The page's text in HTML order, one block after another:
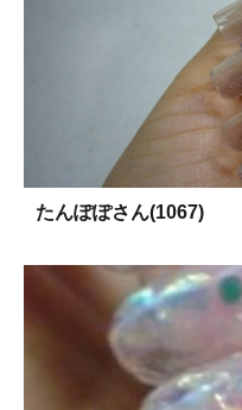
たんぽぽさん(1067)